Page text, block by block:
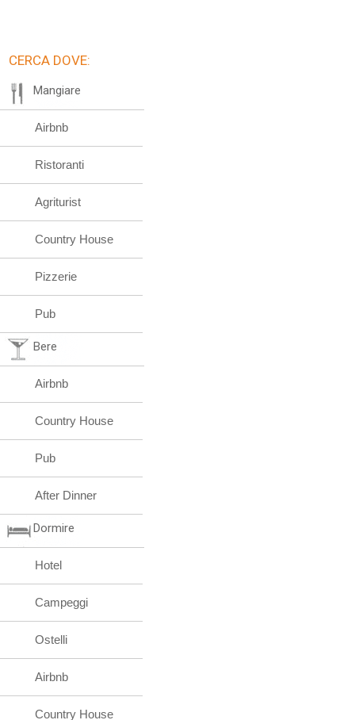
CERCA DOVE:
Mangiare
Airbnb
Ristoranti
Agriturist
Country House
Pizzerie
Pub
Bere
Airbnb
Country House
Pub
After Dinner
Dormire
Hotel
Campeggi
Ostelli
Airbnb
Country House